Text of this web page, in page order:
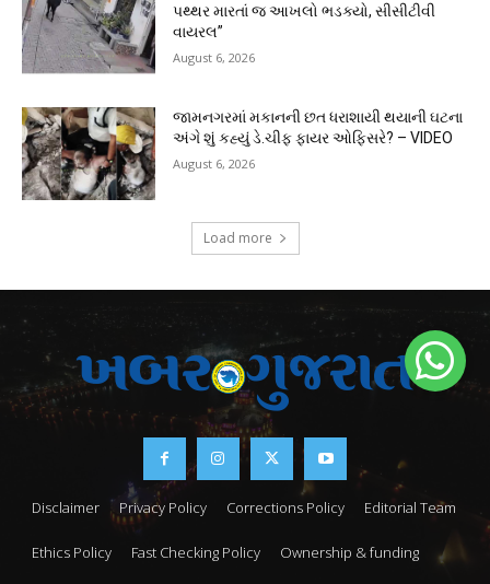
પથ્થર મારતાં જ આખલો ભડક્યો, સીસીટીવી
વાયરલ”
August 6, 2026
જામનગરમાં મકાનની છત ધરાશાયી થયાની ઘટના
અંગે શું કહ્યું ડે.ચીફ ફાયર ઓફિસરે? – VIDEO
August 6, 2026
Load more
Disclaimer Privacy Policy Corrections Policy Editorial Team
Ethics Policy Fast Checking Policy Ownership & funding